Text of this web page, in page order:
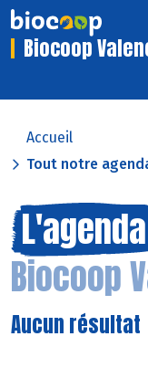
Biocoop
Accueil
Tout notre
L'agenda
Biocoop
Aucun résultat